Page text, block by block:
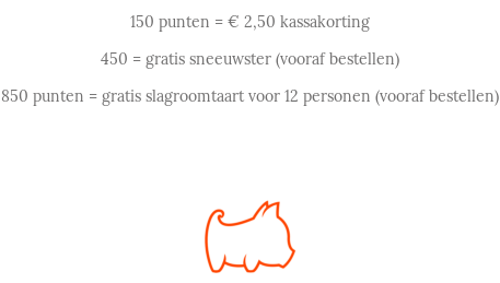
150 punten = € 2,50 kassakorting
450 = gratis sneeuwster (vooraf bestellen)
850 punten = gratis slagroomtaart voor 12 personen (vooraf bestellen)